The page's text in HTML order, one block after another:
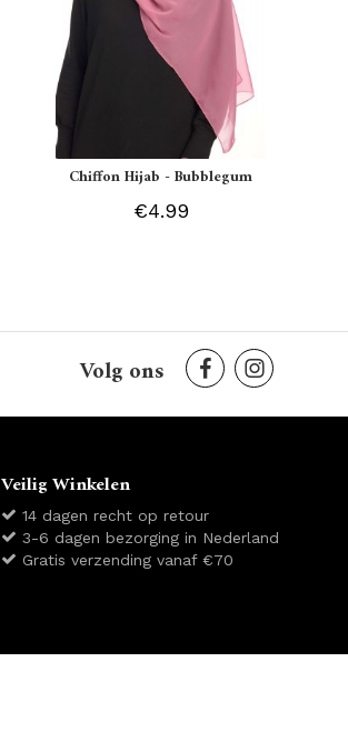
Chiffon Hijab - Bubblegum
€4.99
Volg ons
Veilig Winkelen
14 dagen recht op retour
3-6 dagen bezorging in Nederland
Gratis verzending vanaf €70